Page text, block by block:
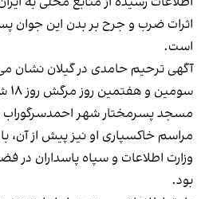
اثرات ضرب و جرح بر بدن این جوان
است.
آگهی ترحیم حامدی در گیلان نشان
مسجد پسرمختار شهر احمدسرگوراب
مراسم خاکسپاری او نیز پیش از آن،
وزارت اطلاعات و سپاه پاسداران در
بود.